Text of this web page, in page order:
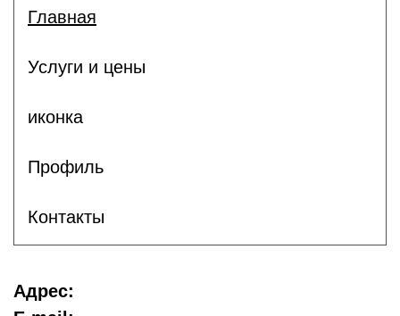
Главная
Услуги и цены
иконка
Профиль
Контакты
Адрес: